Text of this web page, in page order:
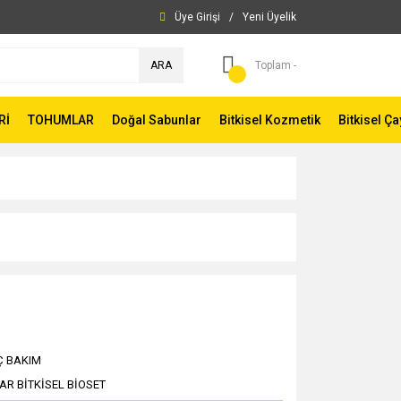
Üye Girişi / Yeni Üyelik
ARA Toplam -
TOHUMLAR Doğal Sabunlar Bitkisel Kozmetik Bitkisel
BAKIM
BİTKİSEL BİOSET